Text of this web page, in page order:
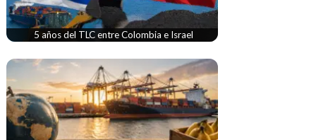
5 años del TLC entre Colombia e Israel